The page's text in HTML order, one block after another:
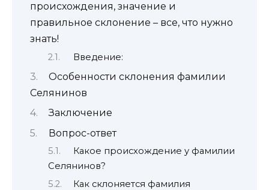
происхождения, значение и
правильное склонение – все, что нужно
знать!
Введение:
Особенности склонения фамилии
Селянинов
Заключение
Вопрос-ответ
Какое происхождение у фамилии
Селянинов?
Как склоняется фамилия